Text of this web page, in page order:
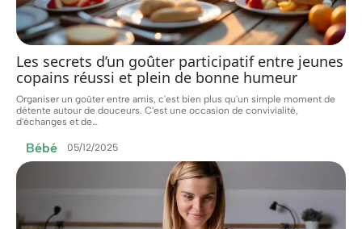
Les secrets d’un goûter participatif entre jeunes
copains réussi et plein de bonne humeur
Organiser un goûter entre amis, c'est bien plus qu'un simple moment de
détente autour de douceurs. C'est une occasion de convivialité,
d'échanges et de
Bébé 05/12/2025